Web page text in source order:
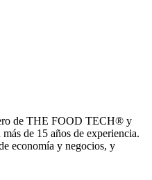
de THE FOOD TECH® y
de 15 años de experiencia.
economía y negocios, y